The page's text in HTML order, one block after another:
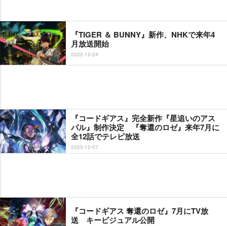
『TIGER ＆ BUNNY』新作、NHKで来年4
月放送開始
2022-12-24
『コードギアス』完全新作『星追いのアス
パル』制作決定 『奪還のロゼ』来年7月に
全12話でテレビ放送
2025-12-07
『コードギアス 奪還のロゼ』7月にTV放
送 キービジュアル公開